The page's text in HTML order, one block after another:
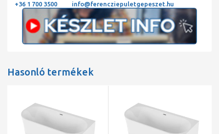
+36 1 700 3500 info@ferencziepuletgepeszet.hu
Hasonló termékek